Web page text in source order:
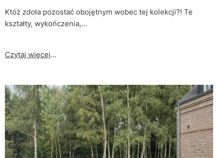
Któż zdoła pozostać obojętnym wobec tej kolekcji?! Te
kształty, wykończenia,…
Czytaj więcej...